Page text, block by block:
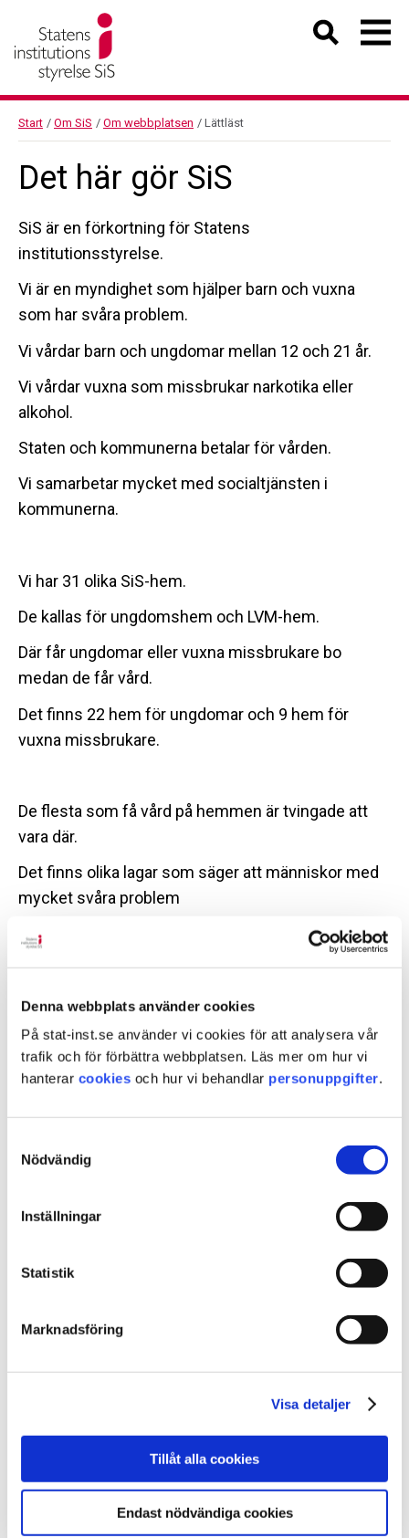
Denna webbplats använder cookies
På stat-inst.se använder vi cookies för att analysera vår
trafik och för förbättra webbplatsen. Läs mer om hur vi
hanterar cookies och hur vi behandlar personuppgifter.
Nödvändig
Inställningar
Statistik
Marknadsföring
Visa detaljer
Tillåt alla cookies
Endast nödvändiga cookies
Start / Om SiS / Om webbplatsen / Lättläst
Det här gör SiS
SiS är en förkortning för Statens
institutionsstyrelse.
Vi är en myndighet som hjälper barn och vuxna
som har svåra problem.
Vi vårdar barn och ungdomar mellan 12 och 21 år.
Vi vårdar vuxna som missbrukar narkotika eller
alkohol.
Staten och kommunerna betalar för vården.
Vi samarbetar mycket med socialtjänsten i
kommunerna.
Vi har 31 olika SiS-hem.
De kallas för ungdomshem och LVM-hem.
Där får ungdomar eller vuxna missbrukare bo
medan de får vård.
Det finns 22 hem för ungdomar och 9 hem för
vuxna missbrukare.
De flesta som få vård på hemmen är tvingade att
vara där.
Det finns olika lagar som säger att människor med
mycket svåra problem
ibland måste få vård även om de inte vill själva.
Det är LVU, lagen om vård av unga och LVM, lagen
En del ungdomar mellan 15 och 17 år kan få vård på
ungdomshem i stället för att vara i fängelse.
De har i en domstol blivit dömda för brott enligt
lagen LSU, lagen om sluten ungdomsvård.
som arbetar tillsammans på våra SiS-hem.
Det kan vara psykologer, lärare eller fritidsledare.
På SiS arbetar nu mer än fyra tusen personer.
Ungdomshem och LVM-hem finns på många olika
Vårt huvudkontor ligger i Solna i Stockholm.
En del personer arbetar med forskning, utveckling